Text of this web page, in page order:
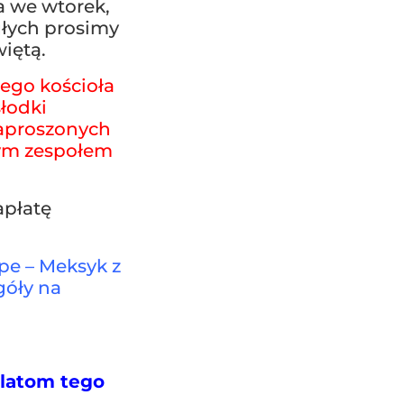
we wtorek,
prosimy
kościoła
zespołem
– Meksyk z
na
tego